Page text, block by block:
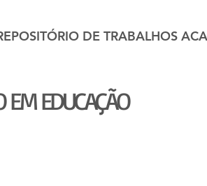
DE TRABALHOS
EM EDUCAÇÃO